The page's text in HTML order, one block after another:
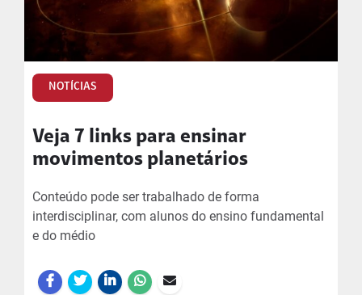
NOTÍCIAS
Veja 7 links para ensinar
movimentos planetários
Conteúdo pode ser trabalhado de forma
interdisciplinar, com alunos do ensino fundamental
e do médio